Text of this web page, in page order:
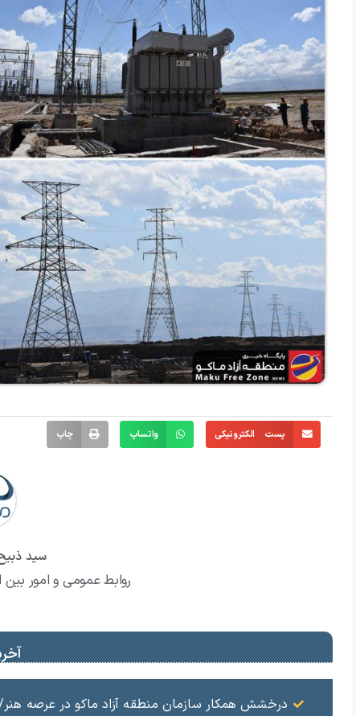
پست الکترونیکی واتساپ چاپ
سید ذبیح
روابط عمومی و امور بین
درخشش همکار سازمان منطقه آزاد ماکو در عرصه هنر/